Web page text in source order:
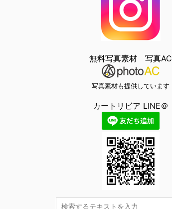
無料写真素材 写真AC
写真素材も提供しています
カートリビア LINE＠